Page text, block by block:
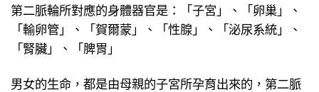
第二脈輪所對應的身體器官是：「子宮」、「卵巢」、
「輸卵管」、「賀爾蒙」、「性腺」、「泌尿系統」、
「腎臟」、「脾胃」
男女的生命，都是由母親的子宮所孕育出來的，第二脈